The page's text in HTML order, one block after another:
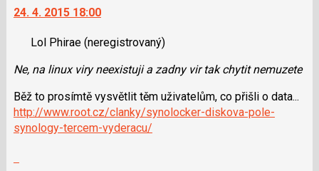
další
názor.
navigaci
lze
použít
i
24. 4. 2015 18:00
Lol Phirae (neregistrovaný)
Ne, na linux viry neexistuji a zadny vir tak chytit nemuzete
Běž to prosímtě vysvětlit těm uživatelům, co přišli o data...
http://www.root.cz/clanky/synolocker-diskova-pole-
synology-tercem-vyderacu/